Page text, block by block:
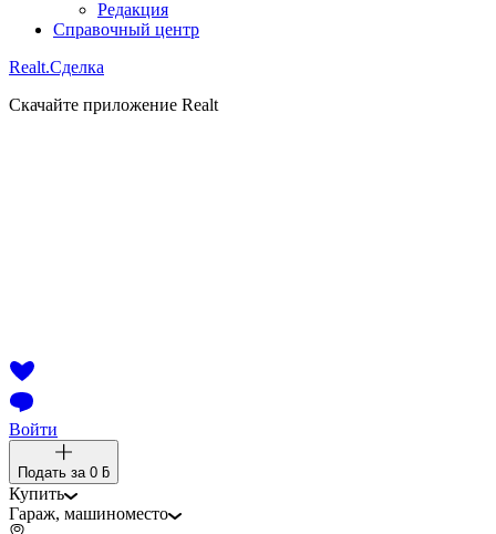
Редакция
Справочный центр
Realt.Сделка
Скачайте приложение Realt
Войти
Подать за 0 ƃ
Купить
Гараж, машиноместо